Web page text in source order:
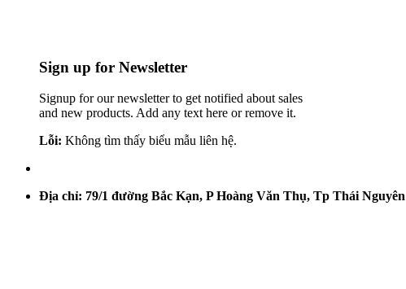
Sign up for Newsletter
Signup for our newsletter to get notified about sales
and new products. Add any text here or remove it.
Lỗi: Không tìm thấy biểu mẫu liên hệ.
Địa chỉ: 79/1 đường Bắc Kạn, P Hoàng Văn Thụ, Tp Thái Nguyên